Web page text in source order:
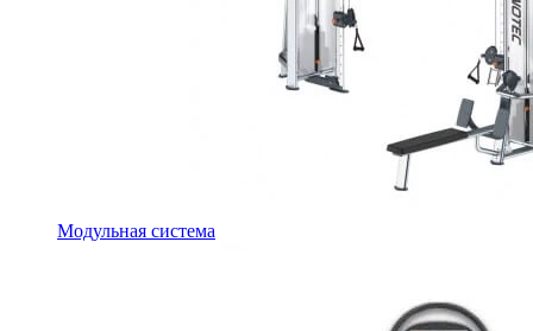
Модульная система